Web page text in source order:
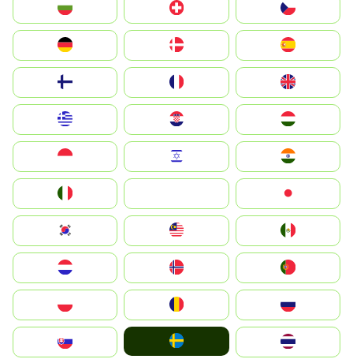
Switzerland
Deutschland
United Kingdom
Magyarország
South Korea